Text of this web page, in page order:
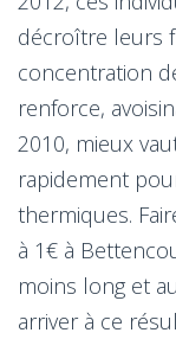
décroître leurs
concentration
renforce,
2010, mieux
rapidement
thermiques.
à 1€ à
moins long et
arriver à ce